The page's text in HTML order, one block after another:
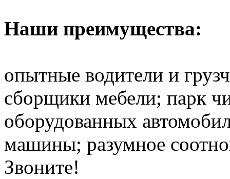
Наши преимущества:
опытные водители и
сборщики мебели; парк
оборудованных
машины; разумное
Звоните!